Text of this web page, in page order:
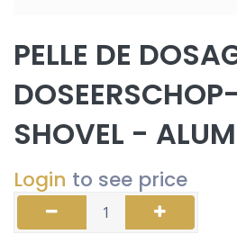
PELLE DE
SHOVEL -
Login to see price